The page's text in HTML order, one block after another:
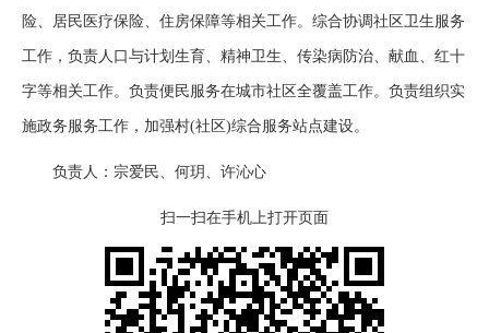
险、居民医疗保险、住房保障等相关工作。综合协调社区卫生服务
工作，负责人口与计划生育、精神卫生、传染病防治、献血、红十
字等相关工作。负责便民服务在城市社区全覆盖工作。负责组织实
施政务服务工作，加强村(社区)综合服务站点建设。
负责人：宗爱民、何玥、许沁心
扫一扫在手机上打开页面